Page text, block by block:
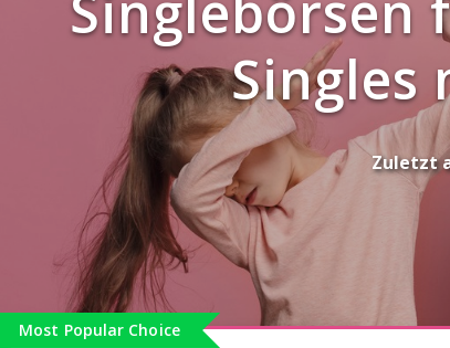
Singles
Zuletzt
Most Popular Choice